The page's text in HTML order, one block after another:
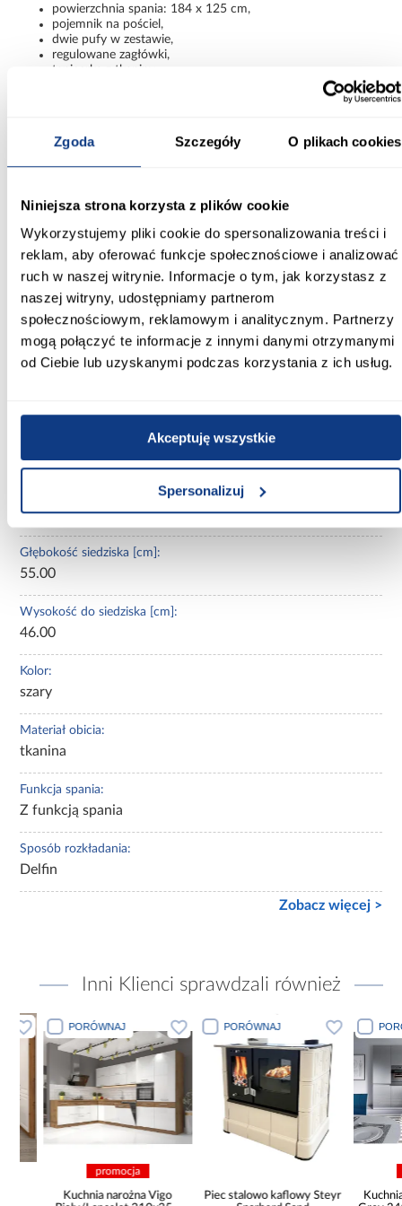
Zgoda Szczegóły O plikach cookies
Niniejsza strona korzysta z plików cookie
Wykorzystujemy pliki cookie do spersonalizowania treści i
reklam, aby oferować funkcje społecznościowe i analizować
ruch w naszej witrynie. Informacje o tym, jak korzystasz z
naszej witryny, udostępniamy partnerom
społecznościowym, reklamowym i analitycznym. Partnerzy
mogą połączyć te informacje z innymi danymi otrzymanymi
od Ciebie lub uzyskanymi podczas korzystania z ich usług.
Akceptuję wszystkie
Spersonalizuj
powierzchnia spania: 184 x 125 cm,
pojemnik na pościel,
dwie pufy w zestawie,
regulowane zagłówki,
tapicerka z tkaniny,
poszukujących dużego, wygodnego i nowoczesnego narożnika do
oraz dodatkowe pufy sprawiają, że mebel doskonale łączy
komfort codziennego użytkowania z eleganckim wyglądem.
Informacje Transport Informacje o
Szerokość [cm]:
325.00
79-96
Powierzchnia spania [cm]:
184x125
Głębokość siedziska [cm]:
55.00
Wysokość do siedziska [cm]:
46.00
Kolor:
szary
Materiał obicia:
tkanina
Funkcja spania:
Z funkcją spania
Sposób rozkładania:
Delfin
Zobacz więcej >
Inni Klienci sprawdzali również
PORÓWNAJ
promocja
Kuchnia narożna Vigo
PORÓWNAJ
Piec stalowo kaflowy Steyr
Kuchnia